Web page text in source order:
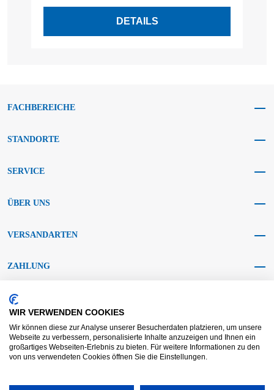
DETAILS
FACHBEREICHE
STANDORTE
SERVICE
ÜBER UNS
VERSANDARTEN
ZAHLUNG
SOCIAL MEDIA
WIR VERWENDEN COOKIES
Wir können diese zur Analyse unserer Besucherdaten platzieren, um unsere
Webseite zu verbessern, personalisierte Inhalte anzuzeigen und Ihnen ein
großartiges Webseiten-Erlebnis zu bieten. Für weitere Informationen zu den
von uns verwendeten Cookies öffnen Sie die Einstellungen.